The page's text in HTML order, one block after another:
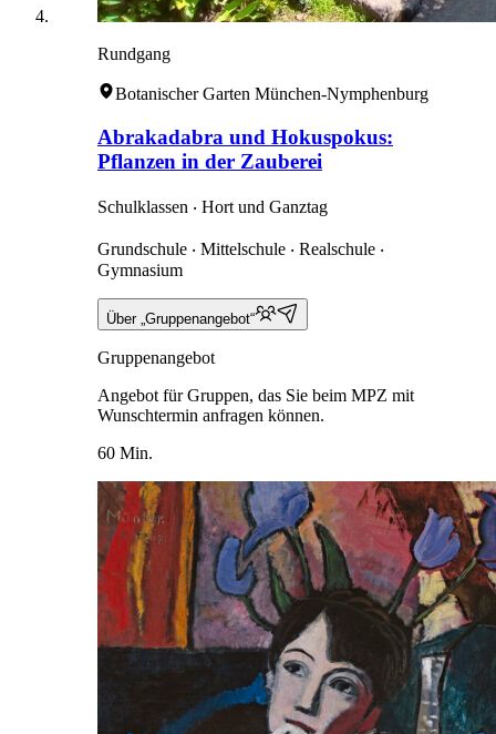
Rundgang
Botanischer Garten München-Nymphenburg
Abrakadabra und Hokuspokus:
Pflanzen in der Zauberei
Schulklassen ‧ Hort und Ganztag
Grundschule ‧ Mittelschule ‧ Realschule ‧
Gymnasium
Über „Gruppenangebot“
Gruppenangebot
Angebot für Gruppen, das Sie beim MPZ mit
Wunschtermin anfragen können.
60 Min.